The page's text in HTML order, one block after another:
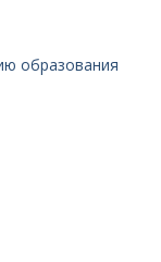
образования